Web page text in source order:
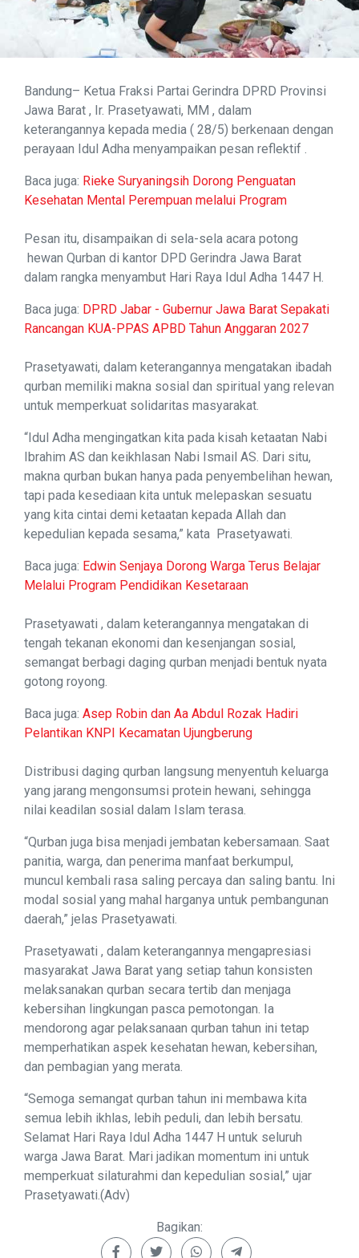
Bandung– Ketua Fraksi Partai Gerindra DPRD Provinsi
Jawa Barat , Ir. Prasetyawati, MM , dalam
keterangannya kepada media ( 28/5) berkenaan dengan
perayaan Idul Adha menyampaikan pesan reflektif .
Baca juga: Rieke Suryaningsih Dorong Penguatan
Kesehatan Mental Perempuan melalui Program
Pesan itu, disampaikan di sela-sela acara potong
hewan Qurban di kantor DPD Gerindra Jawa Barat
dalam rangka menyambut Hari Raya Idul Adha 1447 H.
Baca juga: DPRD Jabar - Gubernur Jawa Barat Sepakati
Rancangan KUA-PPAS APBD Tahun Anggaran 2027
Prasetyawati, dalam keterangannya mengatakan ibadah
qurban memiliki makna sosial dan spiritual yang relevan
untuk memperkuat solidaritas masyarakat.
“Idul Adha mengingatkan kita pada kisah ketaatan Nabi
Ibrahim AS dan keikhlasan Nabi Ismail AS. Dari situ,
makna qurban bukan hanya pada penyembelihan hewan,
tapi pada kesediaan kita untuk melepaskan sesuatu
yang kita cintai demi ketaatan kepada Allah dan
kepedulian kepada sesama,” kata Prasetyawati.
Baca juga: Edwin Senjaya Dorong Warga Terus Belajar
Melalui Program Pendidikan Kesetaraan
Prasetyawati , dalam keterangannya mengatakan di
tengah tekanan ekonomi dan kesenjangan sosial,
semangat berbagi daging qurban menjadi bentuk nyata
gotong royong.
Baca juga: Asep Robin dan Aa Abdul Rozak Hadiri
Pelantikan KNPI Kecamatan Ujungberung
Distribusi daging qurban langsung menyentuh keluarga
yang jarang mengonsumsi protein hewani, sehingga
nilai keadilan sosial dalam Islam terasa.
“Qurban juga bisa menjadi jembatan kebersamaan. Saat
panitia, warga, dan penerima manfaat berkumpul,
muncul kembali rasa saling percaya dan saling bantu. Ini
modal sosial yang mahal harganya untuk pembangunan
daerah,” jelas Prasetyawati.
Prasetyawati , dalam keterangannya mengapresiasi
masyarakat Jawa Barat yang setiap tahun konsisten
melaksanakan qurban secara tertib dan menjaga
kebersihan lingkungan pasca pemotongan. Ia
mendorong agar pelaksanaan qurban tahun ini tetap
memperhatikan aspek kesehatan hewan, kebersihan,
dan pembagian yang merata.
“Semoga semangat qurban tahun ini membawa kita
semua lebih ikhlas, lebih peduli, dan lebih bersatu.
Selamat Hari Raya Idul Adha 1447 H untuk seluruh
warga Jawa Barat. Mari jadikan momentum ini untuk
memperkuat silaturahmi dan kepedulian sosial,” ujar
Prasetyawati.(Adv)
Bagikan: